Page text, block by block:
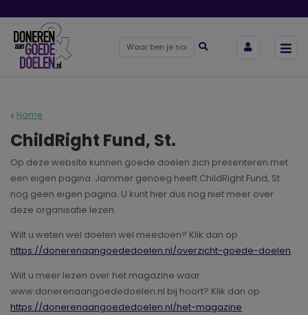
Home
ChildRight Fund, St.
Op deze website kunnen goede doelen zich presenteren met
een eigen pagina. Jammer genoeg heeft ChildRight Fund, St.
nog geen eigen pagina. U kunt hier dus nog niet meer over
deze organisatie lezen.
Wilt u weten wel doelen wel meedoen? Klik dan op
https://donerenaangoededoelen.nl/overzicht-goede-doelen.
Wilt u meer lezen over het magazine waar
www.donerenaangoededoelen.nl bij hoort? Klik dan op
https://donerenaangoededoelen.nl/het-magazine